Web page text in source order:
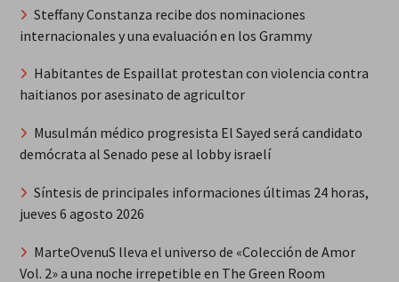
Steffany Constanza recibe dos nominaciones
internacionales y una evaluación en los Grammy
Habitantes de Espaillat protestan con violencia contra
haitianos por asesinato de agricultor
Musulmán médico progresista El Sayed será candidato
demócrata al Senado pese al lobby israelí
Síntesis de principales informaciones últimas 24 horas,
jueves 6 agosto 2026
MarteOvenuS lleva el universo de «Colección de Amor
Vol. 2» a una noche irrepetible en The Green Room